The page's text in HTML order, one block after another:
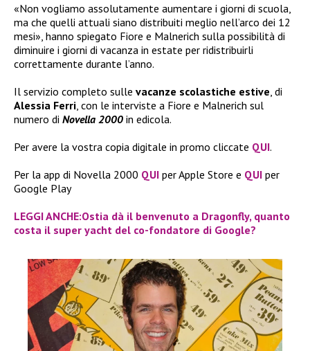
«Non vogliamo assolutamente aumentare i giorni di scuola,
ma che quelli attuali siano distribuiti meglio nell’arco dei 12
mesi», hanno spiegato Fiore e Malnerich sulla possibilità di
diminuire i giorni di vacanza in estate per ridistribuirli
correttamente durante l’anno.
Il servizio completo sulle vacanze scolastiche estive , di
Alessia Ferri , con le interviste a Fiore e Malnerich sul
numero di Novella 2000 in edicola.
Per avere la vostra copia digitale in promo cliccate QUI.
Per la app di Novella 2000 QUI per Apple Store e QUI per
Google Play
LEGGI ANCHE:Ostia dà il benvenuto a Dragonfly, quanto
costa il super yacht del co-fondatore di Google?